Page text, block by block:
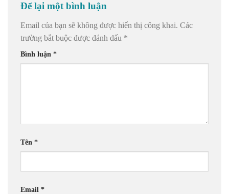
Để lại một bình luận
Email của bạn sẽ không được hiển thị công khai. Các
trường bắt buộc được đánh dấu *
Bình luận *
Tên *
Email *